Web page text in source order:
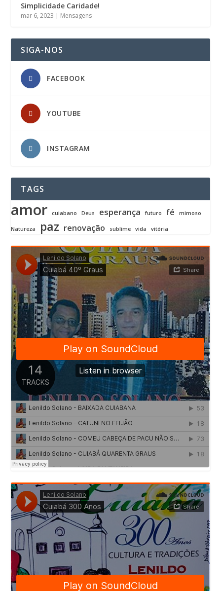
Simplicidade Caridade!
mar 6, 2023 | Mensagens
SIGA-NOS
FACEBOOK
YOUTUBE
INSTAGRAM
TAGS
amor cuiabano Deus esperança futuro fé mimoso
Natureza paz renovação sublime vida vitória